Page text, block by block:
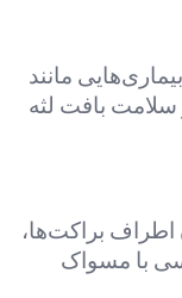
مانند
سلامت بافت لثه
اطراف براکت‌ها،
با مسواک